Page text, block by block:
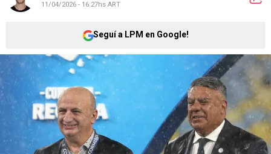
11/04/2026 - 16:27hs ART
Seguí a LPM en Google!